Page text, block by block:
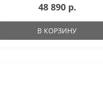
48 890 р.
В КОРЗИНУ